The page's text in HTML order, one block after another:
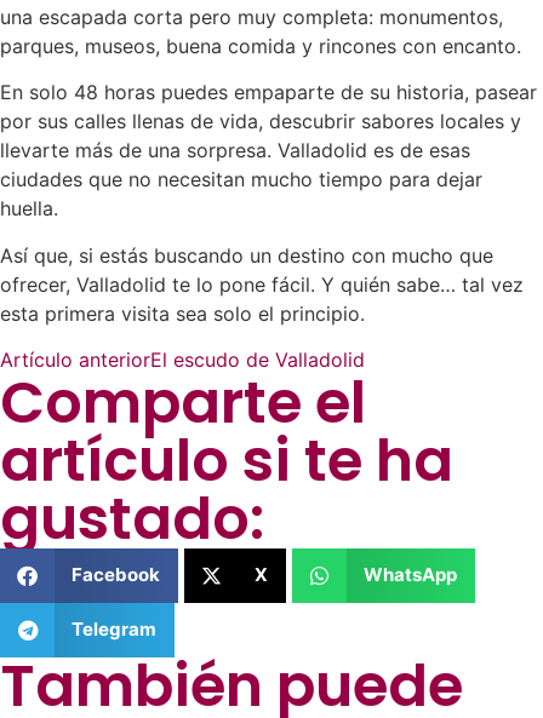
una escapada corta pero muy completa: monumentos,
parques, museos, buena comida y rincones con encanto.
En solo 48 horas puedes empaparte de su historia, pasear
por sus calles llenas de vida, descubrir sabores locales y
llevarte más de una sorpresa. Valladolid es de esas
ciudades que no necesitan mucho tiempo para dejar
huella.
Así que, si estás buscando un destino con mucho que
ofrecer, Valladolid te lo pone fácil. Y quién sabe… tal vez
esta primera visita sea solo el principio.
Artículo anteriorEl escudo de Valladolid
Comparte el
artículo si te ha
gustado:
Facebook X WhatsApp
Telegram
También puede